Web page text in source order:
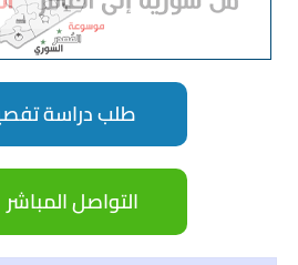
طلب دراسة
التواصل المباشر